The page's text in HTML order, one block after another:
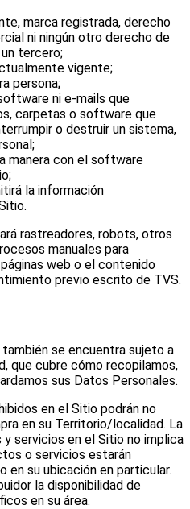
marca registrada, derecho
ni ningún otro derecho de
tercero;
vigente;
persona;
ni e-mails que
carpetas o software que
o destruir un sistema,
manera con el software
la información
rastreadores, robots, otros
manuales para
web o el contenido
previo escrito de TVS.
se encuentra sujeto a
que cubre cómo recopilamos,
sus Datos Personales.
en el Sitio podrán no
en su Territorio/localidad. La
servicios en el Sitio no implica
o servicios estarán
en su ubicación en particular.
la disponibilidad de
en su área.